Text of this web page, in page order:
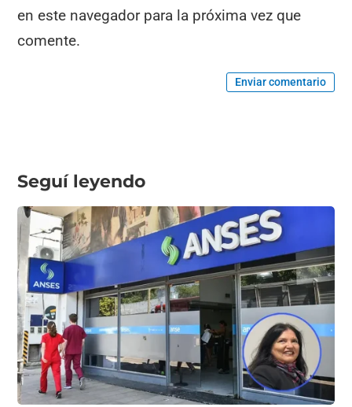
en este navegador para la próxima vez que
comente.
Enviar comentario
Seguí leyendo